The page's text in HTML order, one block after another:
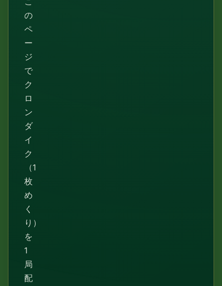
の
ペ
ー
ジ
で
ク
ロ
ン
ダ
イ
ク
（1
枚
め
く
り）
を
1
局
配